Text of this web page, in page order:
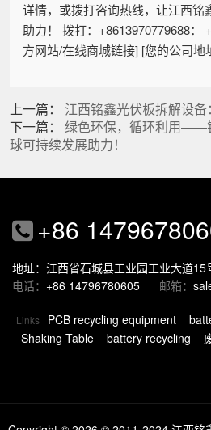
详情，或拨打咨询热线，让江西铭
助力！ 拨打：+8613970779688：
方网站/在线商城链接] [您的公司地
上一篇： 江西铭鑫光伏板拆解设
下一篇： 绿色环保，循环利用——
球可持续发展助力！
+86
地址：江西省石城县工业园工业大道15
电话： +86 14796780605 邮箱：
Links PCB recycling equipment
Shaking Table
battery recycling